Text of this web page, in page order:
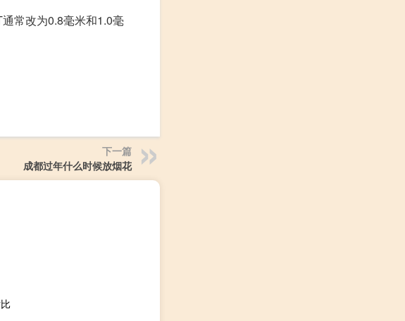
常改为0.8毫米和1.0毫
下一篇
成都过年什么时候放烟花